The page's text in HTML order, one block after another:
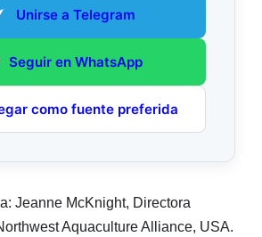
Unirse a Telegram
Seguir en WhatsApp
como fuente preferida
Jeanne McKnight, Directora
Aquaculture Alliance, USA.